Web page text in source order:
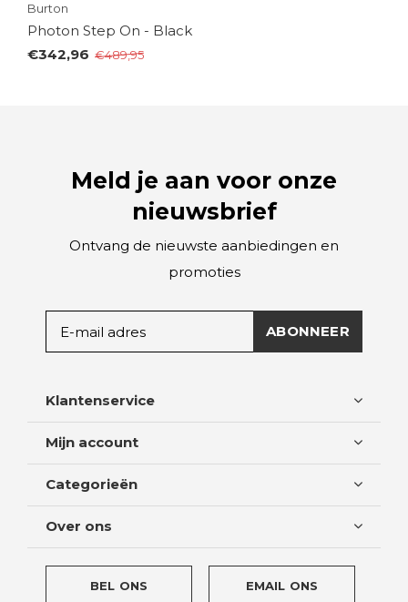
Burton
Photon Step On - Black
€342,96 €489,95
Meld je aan voor onze
nieuwsbrief
Ontvang de nieuwste aanbiedingen en
promoties
ABONNEER
Klantenservice
Mijn account
Categorieën
Over ons
BEL ONS EMAIL ONS